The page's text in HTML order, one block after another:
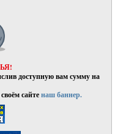
доступную вам сумму на
сайтенаш баннер.